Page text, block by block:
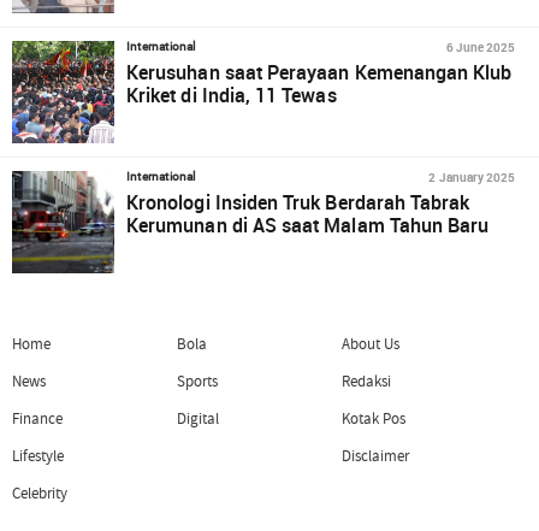
International 6 June 2025
Kerusuhan saat Perayaan Kemenangan Klub
Kriket di India, 11 Tewas
International 2 January 2025
Kronologi Insiden Truk Berdarah Tabrak
Kerumunan di AS saat Malam Tahun Baru
Home
News
Finance
Lifestyle
Celebrity
Bola
Sports
Digital
About Us
Redaksi
Kotak Pos
Disclaimer